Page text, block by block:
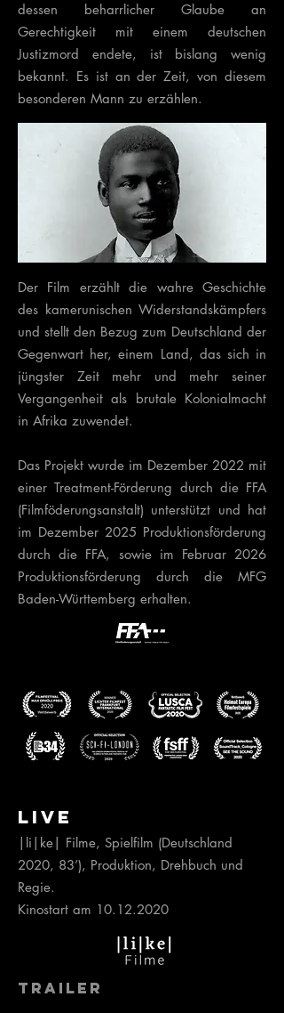
dessen beharrlicher Glaube an
Gerechtigkeit mit einem deutschen
Justizmord endete, ist bislang wenig
bekannt. Es ist an der Zeit, von diesem
besonderen Mann zu erzählen.
Der Film erzählt die wahre Geschichte
des kamerunischen Widerstandskämpfers
und stellt den Bezug zum Deutschland der
Gegenwart her, einem Land, das sich in
jüngster Zeit mehr und mehr seiner
Vergangenheit als brutale Kolonialmacht
in Afrika zuwendet.
Das Projekt wurde im Dezember 2022 mit
einer Treatment-Förderung durch die FFA
(Filmföderungsanstalt) unterstützt und hat
im Dezember 2025 Produktionsförderung
durch die FFA, sowie im Februar 2026
Produktionsförderung durch die MFG
Baden-Württemberg erhalten.
LIVE
|li|ke| Filme, Spielfilm (Deutschland
2020, 83’), Produktion, Drehbuch und
Regie.
Kinostart am 10.12.2020
Trailer